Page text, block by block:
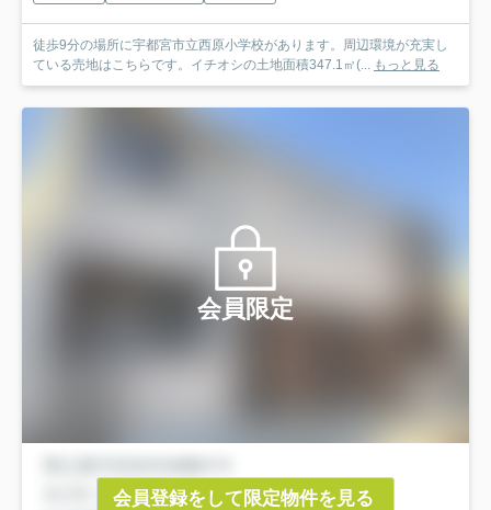
徒歩9分の場所に宇都宮市立西原小学校があります。周辺環境が充実し
ている売地はこちらです。イチオシの土地面積347.1㎡(... もっと見る
会員限定
会員登録をして限定物件を見る